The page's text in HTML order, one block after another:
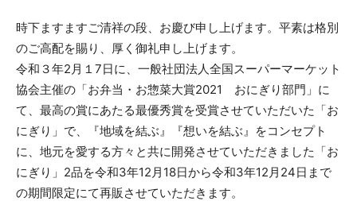
時下ますますご清祥の段、お慶び申し上げます。平素は格別
のご高配を賜り、厚く御礼申し上げます。
令和３年2月１7日に、一般社団法人全国スーパーマーケット
協会主催の「お弁当・お惣菜大賞2021 おにぎり部門」に
て、最高の賞にあたる最優秀賞を受賞させていただいた「お
にぎり」で、『地域を結ぶ』『想いを結ぶ』をコンセプト
に、地元を愛する方々と共に開発させていただきました「お
にぎり」2品を令和3年12月18日から令和3年12月24日まで
の期間限定にて再販させていただきます。